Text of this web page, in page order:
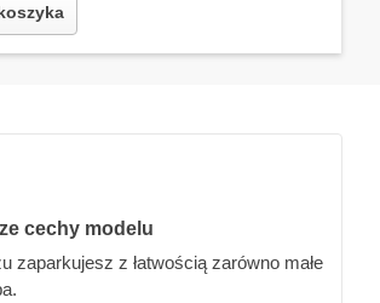
cechy modelu
zaparkujesz z łatwością zarówno małe